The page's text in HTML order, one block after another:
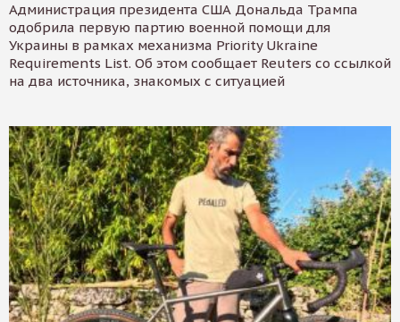
Администрация президента США Дональда Трампа
одобрила первую партию военной помощи для
Украины в рамках механизма Priority Ukraine
Requirements List. Об этом сообщает Reuters со ссылкой
на два источника, знакомых с ситуацией